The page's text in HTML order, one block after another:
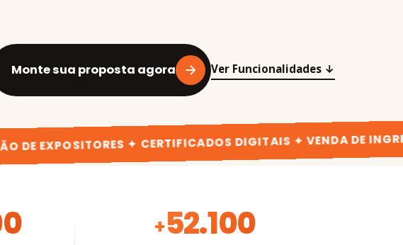
Monte sua proposta agora Ver Funcionalidades ↓
✦ CERTIFICADOS DIGITAIS ✦ VENDA DE
+52.100